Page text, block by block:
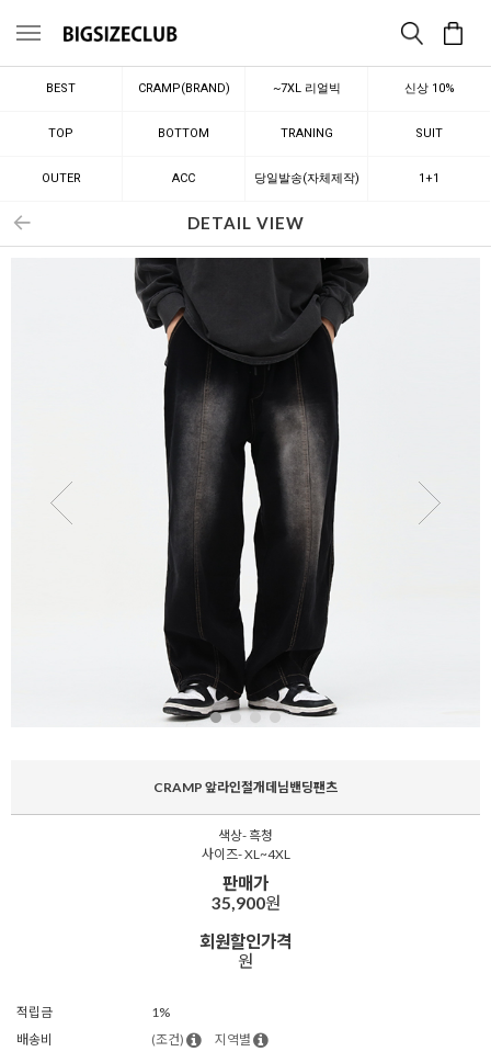
메뉴
BEST CRAMP(BRAND) ~7XL 리얼빅 신상 10%
TOP BOTTOM TRANING SUIT
OUTER ACC 당일발송(자체제작) 1+1
DETAIL VIEW
CRAMP 앞라인절개데님밴딩팬츠
색상- 흑청
사이즈- XL~4XL
판매가
35,900원
회원할인가격
원
적립금
1%
배송비
(조건) 지역별